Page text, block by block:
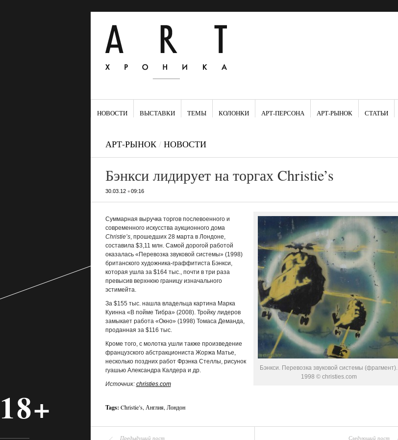
НОВОСТИ ВЫСТАВКИ ТЕМЫ КОЛОНКИ АРТ-ПЕРСОНА АРТ-РЫНОК СТАТЬИ
АРТ-РЫНОК / НОВОСТИ
Бэнкси лидирует на торгах Christie’s
30.03.12•09:16
Бэнкси. Перевозка звуковой системы (фрагмент).
1998 © christies.com
Суммарная выручка торгов послевоенного и
современного искусства аукционного дома
Christie’s, прошедших 28 марта в Лондоне,
составила $3,11 млн. Самой дорогой работой
оказалась «Перевозка звуковой системы» (1998)
британского художника-граффитиста Бэнкси,
которая ушла за $164 тыс., почти в три раза
превысив верхнюю границу изначального
эстимейта.
За $155 тыс. нашла владельца картина Марка
Куинна «В пойме Тибра» (2008). Тройку лидеров
замыкает работа «Окно» (1998) Томаса Деманда,
проданная за $116 тыс.
Кроме того, с молотка ушли также произведение
французского абстракциониста Жоржа Матье,
несколько поздних работ Фрэнка Стеллы, рисунок
гуашью Александра Калдера и др.
Источник: christies.com
Tags: Christie’s, Англия, Лондон
Предыдущий пост Следующий пост
18+